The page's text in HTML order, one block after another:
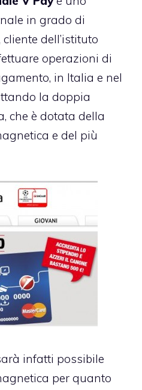
in grado di
dell’istituto
operazioni di
in Italia e nel
la doppia
che è dotata della
e del più
infatti possibile
per quanto